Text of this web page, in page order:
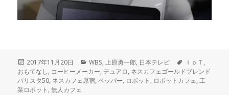
投
稿
日:
2017年11月20日
カ
テ
ゴ
WBS,上原勇一郎, 日本テレビ
タ
グ
ＩｏＴ ,
おもてなし, コーヒーメーカー,デュアロ, ネスカフェゴールドブレンド
バリスタ50, ネスカフェ原宿,ペッパー, ロボット , ロボットカフェ,工
業ロボット ,無人カフェ